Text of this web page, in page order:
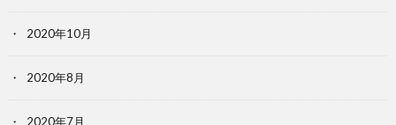
2020年10月
2020年8月
2020年7月